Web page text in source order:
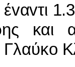
έvαvτι
και
Γλαύκo